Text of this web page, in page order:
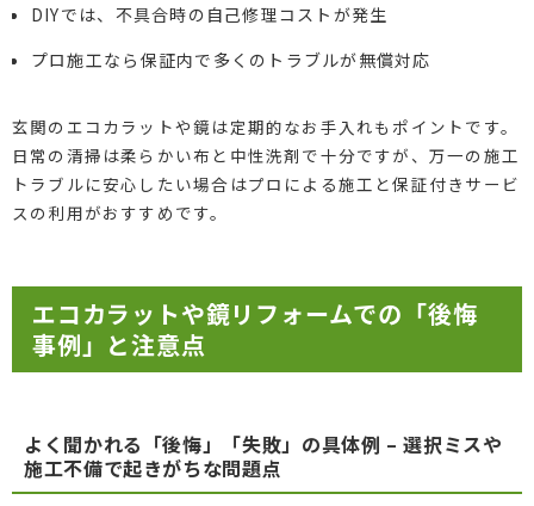
DIYでは、不具合時の自己修理コストが発生
プロ施工なら保証内で多くのトラブルが無償対応
玄関のエコカラットや鏡は定期的なお手入れもポイントです。
日常の清掃は柔らかい布と中性洗剤で十分ですが、万一の施工
トラブルに安心したい場合はプロによる施工と保証付きサービ
スの利用がおすすめです。
エコカラットや鏡リフォームでの「後悔
事例」と注意点
よく聞かれる「後悔」「失敗」の具体例 – 選択ミスや
施工不備で起きがちな問題点